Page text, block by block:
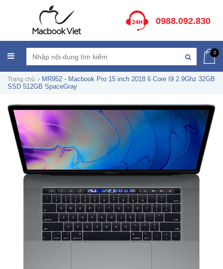
0988.092.830
0
Trang chủ
MR952 - Macbook Pro 15 inch 2018 6 Core I9 2.9Ghz 32GB
SSD 512GB SpaceGray